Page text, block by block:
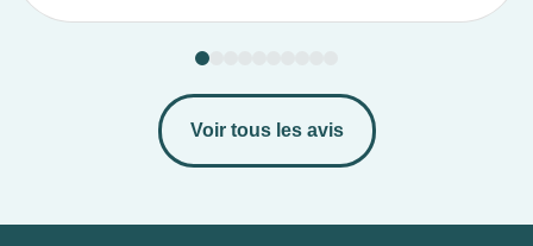
Voir tous les avis